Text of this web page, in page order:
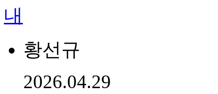
내
황선규
2026.04.29